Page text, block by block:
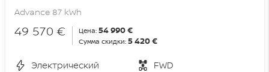
Advance 87 kWh
49 570 € Цена: 54 990 €
Сумма скидки: 5 420 €
Электрический
FWD